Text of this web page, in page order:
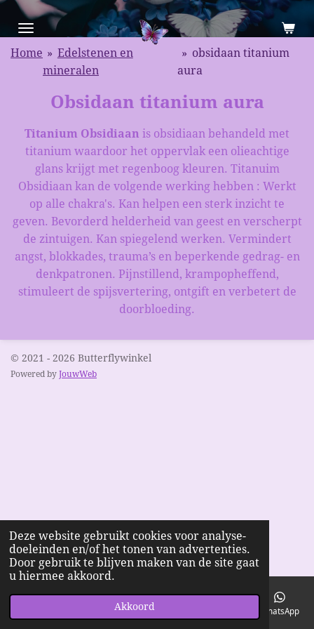
Deze website gebruikt cookies voor analyse-
doeleinden en/of het tonen van advertenties.
Door gebruik te blijven maken van de site gaat
u hiermee akkoord.
Akkoord
direct
naar
Home » Edelstenen en
mineralen
» obsidaan titanium
aura
Obsidaan titanium aura
Titanium Obsidiaan is obsidiaan behandeld met
titanium waardoor het oppervlak een olieachtige
glans krijgt met regenboog kleuren. Titanuim
Obsidiaan kan de volgende werking hebben : Werkt
op alle chakra's. Kan helpen een sterk inzicht te
geven. Bevorderd helderheid van geest en verscherpt
de zintuigen. Kan spiegelend werken. Vermindert
angst, blokkades, trauma’s en beperkende gedrag- en
denkpatronen. Pijnstillend, krampopheffend,
stimuleert de spijsvertering, ontgift en verbetert de
doorbloeding.
© 2021 - 2026 Butterflywinkel
Powered by JouwWeb
Telefoonnummer WhatsApp